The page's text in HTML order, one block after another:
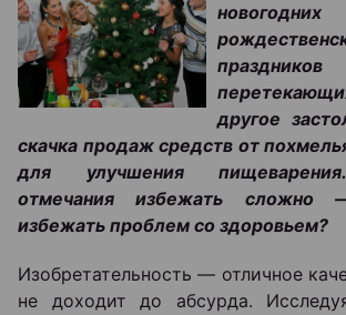
другое
скачка продаж средств от
для улучшения
отмечания избежать
избежать проблем со здоровьем?
Изобретательность — отличное
не доходит до абсурда.